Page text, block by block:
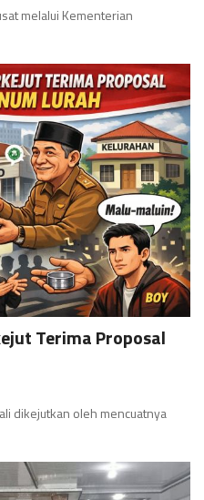
melalui Kementerian
Terima Proposal
dikejutkan oleh mencuatnya